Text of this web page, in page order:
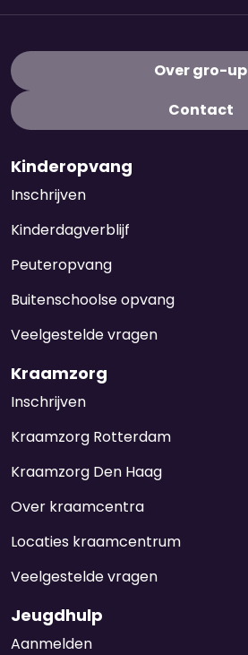
Over gro-up
Contact
Kinderopvang
Inschrijven
Kinderdagverblijf
Peuteropvang
Buitenschoolse opvang
Veelgestelde vragen
Kraamzorg
Inschrijven
Kraamzorg Rotterdam
Kraamzorg Den Haag
Over kraamcentra
Locaties kraamcentrum
Veelgestelde vragen
Jeugdhulp
Aanmelden